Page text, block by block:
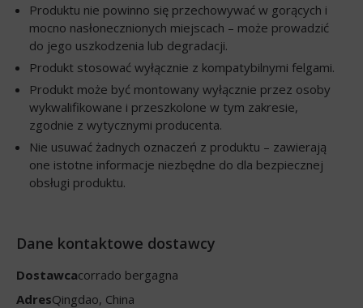
Produktu nie powinno się przechowywać w gorących i
mocno nasłonecznionych miejscach – może prowadzić
do jego uszkodzenia lub degradacji.
Produkt stosować wyłącznie z kompatybilnymi felgami.
Produkt może być montowany wyłącznie przez osoby
wykwalifikowane i przeszkolone w tym zakresie,
zgodnie z wytycznymi producenta.
Nie usuwać żadnych oznaczeń z produktu – zawierają
one istotne informacje niezbędne do dla bezpiecznej
obsługi produktu.
Dane kontaktowe dostawcy
Dostawcacorrado bergagna
AdresQingdao, China